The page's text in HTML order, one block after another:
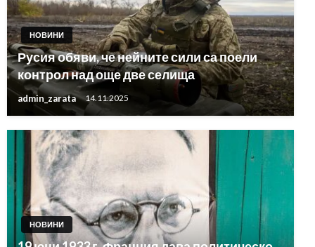
НОВИНИ
Русия обяви, че нейните сили са поели
контрол над още две селища
admin_zarata 14.11.2025
НОВИНИ